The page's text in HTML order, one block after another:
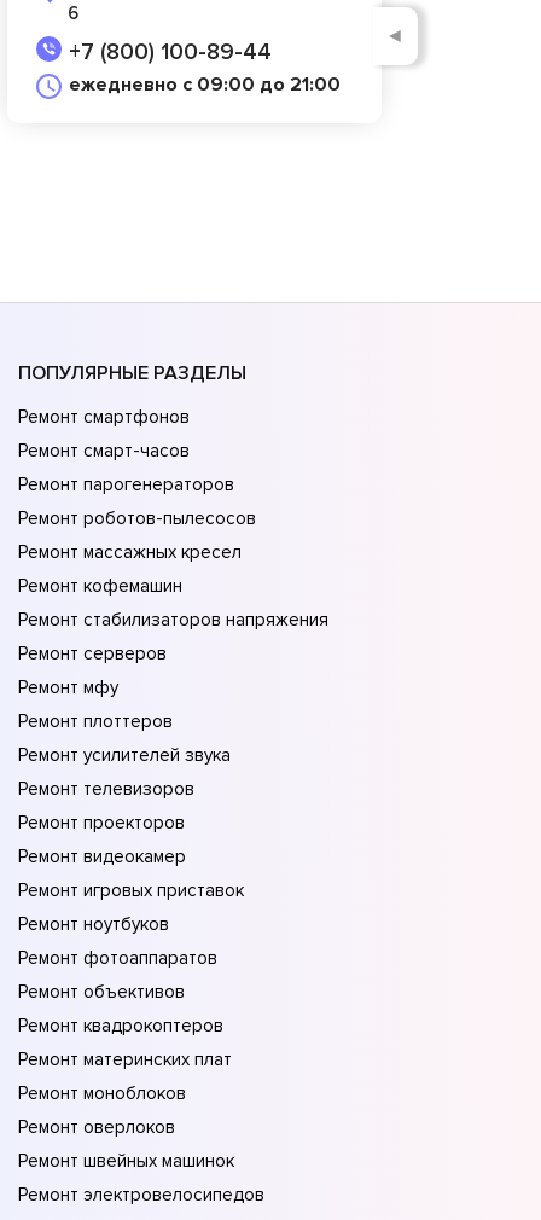
6
+7 (800) 100-89-44
ежедневно с 09:00 до 21:00
◄
ПОПУЛЯРНЫЕ РАЗДЕЛЫ
Ремонт смартфонов
Ремонт смарт-часов
Ремонт парогенераторов
Ремонт роботов-пылесосов
Ремонт массажных кресел
Ремонт кофемашин
Ремонт стабилизаторов напряжения
Ремонт серверов
Ремонт мфу
Ремонт плоттеров
Ремонт усилителей звука
Ремонт телевизоров
Ремонт проекторов
Ремонт видеокамер
Ремонт игровых приставок
Ремонт ноутбуков
Ремонт фотоаппаратов
Ремонт объективов
Ремонт квадрокоптеров
Ремонт материнских плат
Ремонт моноблоков
Ремонт оверлоков
Ремонт швейных машинок
Ремонт электровелосипедов